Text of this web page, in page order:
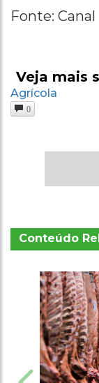
Fonte: Canal
Veja mais
Agrícola
0
Conteúdo